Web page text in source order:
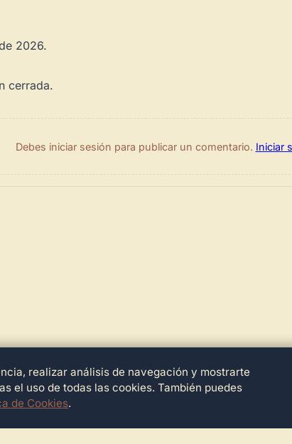
2026.
cerrada.
Debes iniciar sesión para publicar un comentario. Iniciar
realizar análisis de navegación y mostrarte
el uso de todas las cookies. También puedes
de Cookies.